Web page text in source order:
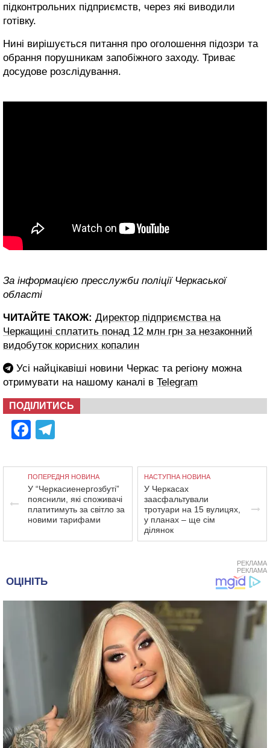
підконтрольних підприємств, через які виводили
готівку.
Нині вирішується питання про оголошення підозри та
обрання порушникам запобіжного заходу. Триває
досудове розслідування.
За інформацією пресслужби поліції Черкаської
області
ЧИТАЙТЕ ТАКОЖ: Директор підприємства на
Черкащині сплатить понад 12 млн грн за незаконний
видобуток корисних копалин
Усі найцікавіші новини Черкас та регіону можна
отримувати на нашому каналі в Telegram
ПОДІЛИТИСЬ
Facebook
ПОПЕРЕДНЯ НОВИНА
У “Черкасиенергозбуті”
пояснили, які споживачі
платитимуть за світло за
новими тарифами
НАСТУПНА НОВИНА
У Черкасах
заасфальтували
тротуари на 15 вулицях,
у планах – ще сім
ділянок
РЕКЛАМА
РЕКЛАМА